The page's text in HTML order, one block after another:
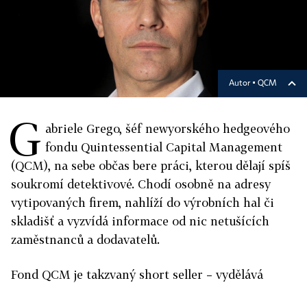
Autor ▪ QCM
G abriele Grego, šéf newyorského hedgeového
fondu Quintessential Capital Management
(QCM), na sebe občas bere práci, kterou dělají spíš
soukromí detektivové. Chodí osobně na adresy
vytipovaných firem, nahlíží do výrobních hal či
skladišť a vyzvídá informace od nic netušících
zaměstnanců a dodavatelů.
Fond QCM je takzvaný short seller – vydělává